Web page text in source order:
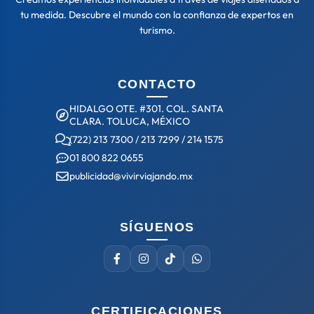
tu medida. Descubre el mundo con la confianza de expertos en
turismo.
CONTACTO
HIDALGO OTE. #301. COL. SANTA
CLARA. TOLUCA, MÉXICO
(722) 213 7300/213 7299/214 1575
01 800 822 0655
publicidad@vivirviajando.mx
SÍGUENOS
CERTIFICACIONES